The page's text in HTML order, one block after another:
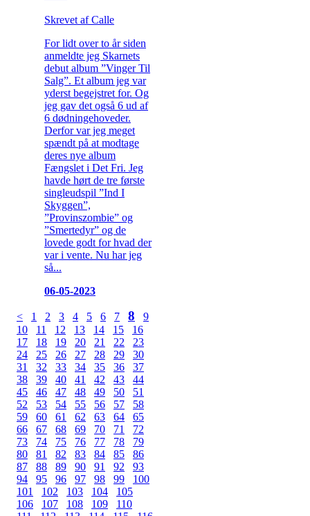
Skrevet af Calle
For lidt over to år siden
anmeldte jeg Skarnets
debut album ”Vinger Til
Salg”. Et album jeg var
yderst begejstret for. Og
jeg gav det også 6 ud af
6 dødningehoveder.
Derfor var jeg meget
spændt på at modtage
deres nye album
Fængslet i Det Fri. Jeg
havde hørt de tre første
singleudspil ”Ind I
Skyggen”,
”Provinszombie” og
”Smertedyr” og de
lovede godt for hvad der
var i vente. Nu har jeg
så...
06-05-2023
< 1 2 3 4 5 6 7 8
9
10
11 12 13 14 15
16
17
18 19 20 21 22
23
24
25 26 27 28 29
30
31
32 33 34 35 36
37
38
39 40 41 42 43
44
45
46 47 48 49 50
51
52
53 54 55 56 57
58
59
60 61 62 63 64
65
66
67 68 69 70 71
72
73
74 75 76 77 78
79
80
81 82 83 84 85
86
87
88 89 90 91 92
93
94
95 96 97 98 99
100
101
102 103 104
105
106
107 108 109
110